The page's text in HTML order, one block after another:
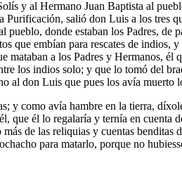
y al Hermano Juan Baptista al
Purificación, salió don Luis a los
donde estaban los Padres,
que embían para rescates de
mataban a los Padres y Hermanos,
los indios solo; y que lo tomó del
al don Luis que pues los avía
y como avía hambre en la tierra,
que él lo regalaría y ternía en
de las reliquias y cuentas benditas
para matarlo, porque no